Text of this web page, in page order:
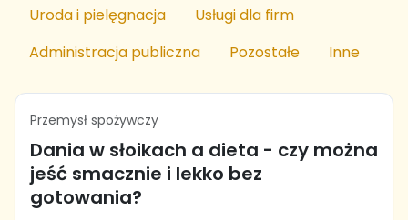
Uroda i pielęgnacja
Usługi dla firm
Administracja publiczna
Pozostałe Inne
Przemysł spożywczy
Dania w słoikach a dieta - czy można
jeść smacznie i lekko bez
gotowania?